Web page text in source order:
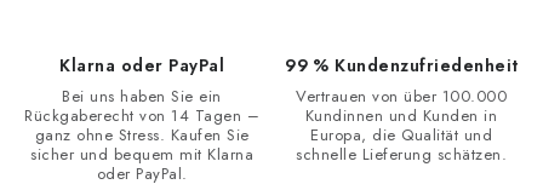
Klarna oder PayPal
Bei uns haben Sie ein
Rückgaberecht von 14 Tagen –
ganz ohne Stress. Kaufen Sie
sicher und bequem mit Klarna
oder PayPal.
99 % Kundenzufriedenheit
Vertrauen von über 100.000
Kundinnen und Kunden in
Europa, die Qualität und
schnelle Lieferung schätzen.